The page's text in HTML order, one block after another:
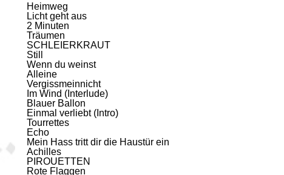
Heimweg
Licht geht aus
2 Minuten
Träumen
SCHLEIERKRAUT
Still
Wenn du weinst
Alleine
Vergissmeinnicht
Im Wind (Interlude)
Blauer Ballon
Einmal verliebt (Intro)
Tourrettes
Echo
Mein Hass tritt dir die Haustür ein
Achilles
PIROUETTEN
Rote Flaggen